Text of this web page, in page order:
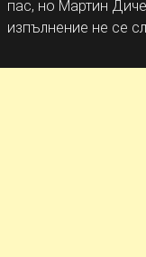
пас, но Мартин
изпълнение не се